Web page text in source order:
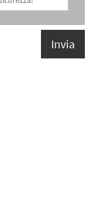
Invia